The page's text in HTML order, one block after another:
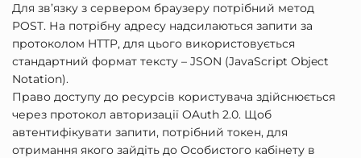
Для зв’язку з сервером браузеру потрібний метод
POST. На потрібну адресу надсилаються запити за
протоколом HTTP, для цього використовується
стандартний формат тексту – JSON (JavaScript Object
Notation).
Право доступу до ресурсів користувача здійснюється
через протокол авторизації OAuth 2.0. Щоб
автентифікувати запити, потрібний токен, для
отримання якого зайдіть до Особистого кабінету в